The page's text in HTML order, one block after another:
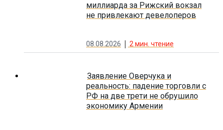
миллиарда за Рижский вокзал
не привлекают девелоперов
08.08.2026 2 мин. чтение
Заявление Оверчука и
реальность: падение торговли с
РФ на две трети не обрушило
экономику Армении